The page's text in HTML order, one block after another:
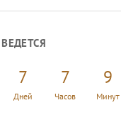
7
Дней
7
Часов
9
Минут